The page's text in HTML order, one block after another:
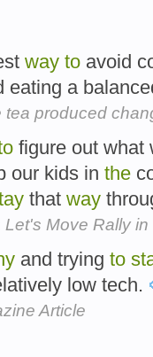
way to avoid
eating a
tea produced
figure out what
our kids in the
that way
Let's Move Rally
and trying to
low tech.
Article